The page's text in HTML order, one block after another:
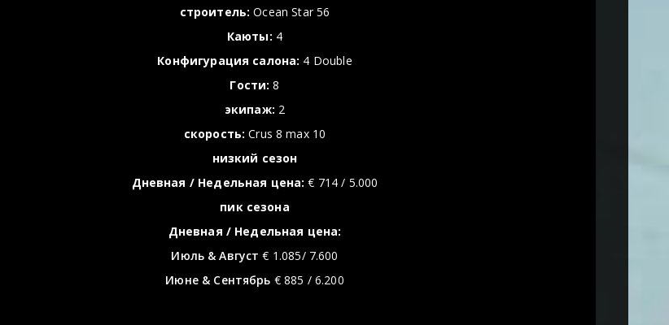
строитель: Ocean Star 56
Каюты: 4
Конфигурация салона: 4 Double
Гости: 8
экипаж: 2
скорость: Crus 8 max 10
низкий сезон
Дневная / Недельная цена: € 714 / 5.000
пик сезонa
Дневная / Недельная цена:
Июль & Август € 1.085/ 7.600
Июне & Сентябрь € 885 / 6.200